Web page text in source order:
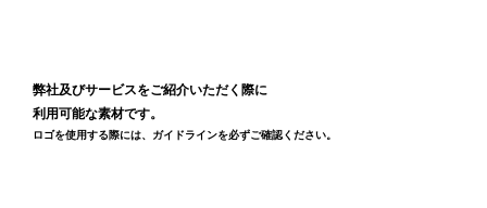
弊社及びサービスをご紹介いただく際に
利用可能な素材です。
ロゴを使用する際には、ガイドラインを必ずご確認ください。